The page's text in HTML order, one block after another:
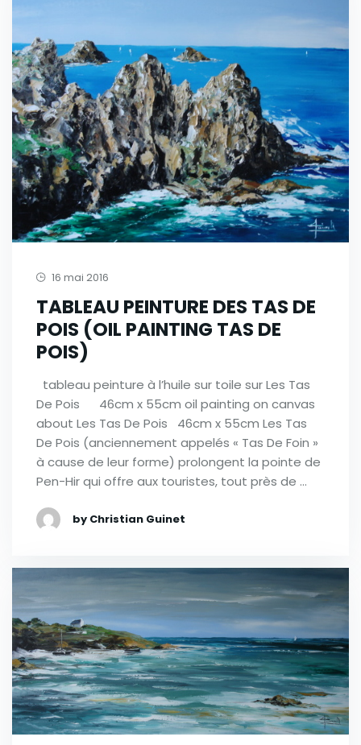
16 mai 2016
TABLEAU PEINTURE DES TAS DE
POIS (OIL PAINTING TAS DE
POIS)
tableau peinture à l’huile sur toile sur Les Tas
De Pois 46cm x 55cm oil painting on canvas
about Les Tas De Pois 46cm x 55cm Les Tas
De Pois (anciennement appelés « Tas De Foin »
à cause de leur forme) prolongent la pointe de
Pen-Hir qui offre aux touristes, tout près de …
by Christian Guinet